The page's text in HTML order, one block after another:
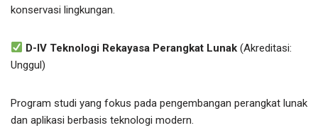
konservasi lingkungan.
D-IV Teknologi Rekayasa Perangkat Lunak (Akreditasi:
Unggul)
Program studi yang fokus pada pengembangan perangkat lunak
dan aplikasi berbasis teknologi modern.